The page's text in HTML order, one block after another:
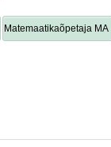
Matemaatikaõpetaja MA